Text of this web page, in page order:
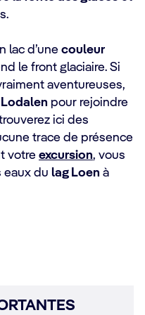
lac d’une couleur
le front glaciaire. Si
aventureuses,
pour rejoindre
ici des
trace de présence
votre excursion, vous
eaux du lag Loen à